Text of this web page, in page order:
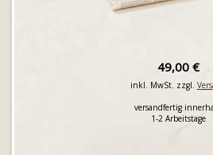
49,00 €
inkl. MwSt. zzgl.
versandfertig
1-2 Arbeitstage